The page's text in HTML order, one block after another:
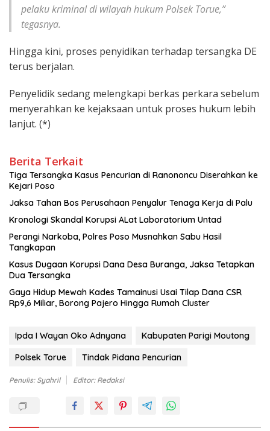
pelaku kriminal di wilayah hukum Polsek Torue,”
tegasnya.
Hingga kini, proses penyidikan terhadap tersangka DE
terus berjalan.
Penyelidik sedang melengkapi berkas perkara sebelum
menyerahkan ke kejaksaan untuk proses hukum lebih
lanjut. (*)
Berita Terkait
Tiga Tersangka Kasus Pencurian di Ranononcu Diserahkan ke
Kejari Poso
Jaksa Tahan Bos Perusahaan Penyalur Tenaga Kerja di Palu
Kronologi Skandal Korupsi ALat Laboratorium Untad
Perangi Narkoba, Polres Poso Musnahkan Sabu Hasil
Tangkapan
Kasus Dugaan Korupsi Dana Desa Buranga, Jaksa Tetapkan
Dua Tersangka
Gaya Hidup Mewah Kades Tamainusi Usai Tilap Dana CSR
Rp9,6 Miliar, Borong Pajero Hingga Rumah Cluster
Ipda I Wayan Oko Adnyana
Kabupaten Parigi Moutong
Polsek Torue
Tindak Pidana Pencurian
Penulis: Syahril Editor: Redaksi